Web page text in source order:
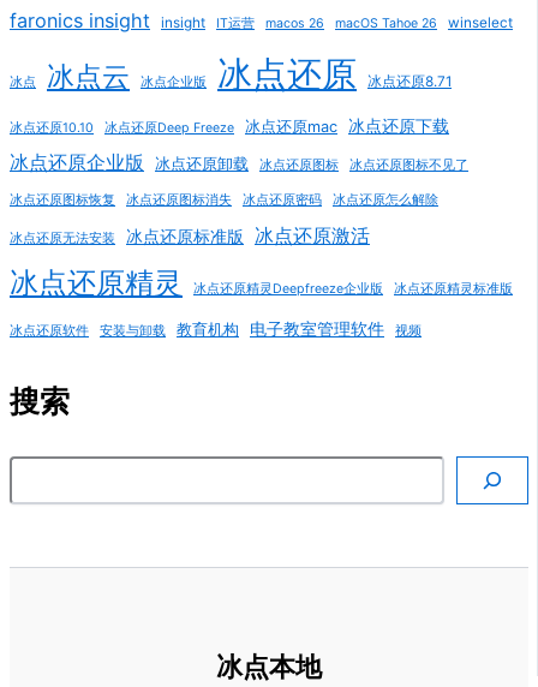
faronics insight insight IT运营 macos 26 macOS Tahoe 26 winselect
冰点 冰点云 冰点企业版 冰点还原 冰点还原8.71
冰点还原10.10 冰点还原Deep Freeze 冰点还原mac 冰点还原下载
冰点还原企业版 冰点还原卸载 冰点还原图标 冰点还原图标不见了
冰点还原图标恢复 冰点还原图标消失 冰点还原密码 冰点还原怎么解除
冰点还原无法安装 冰点还原标准版 冰点还原激活
冰点还原精灵 冰点还原精灵Deepfreeze企业版 冰点还原精灵标准版
冰点还原软件 安装与卸载 教育机构 电子教室管理软件 视频
搜索
搜索
冰点本地